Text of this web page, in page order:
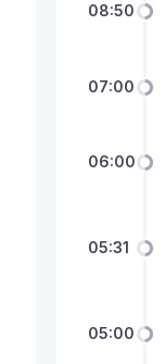
08:50
07:00
06:00
05:31
05:00